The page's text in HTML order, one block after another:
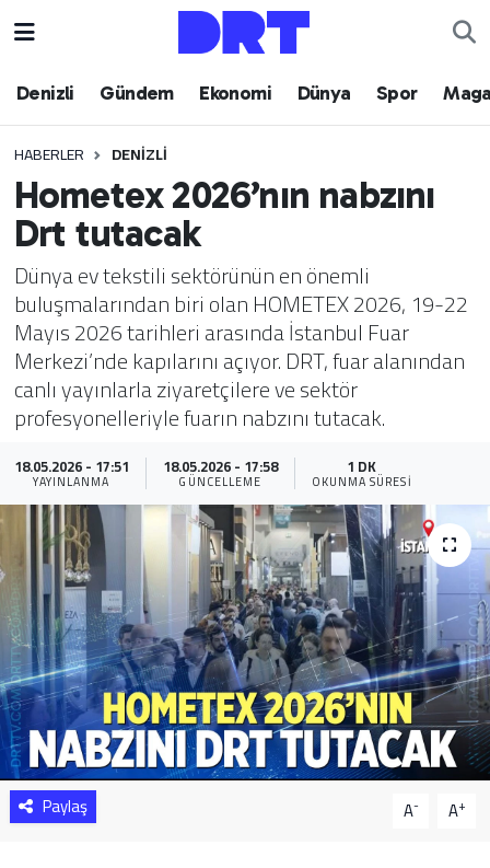
Denizli Gündem Ekonomi Dünya Spor
HABERLER DENIZLI
Hometex 2026’nın nabzını
Drt tutacak
Dünya ev tekstili sektörünün en önemli
buluşmalarından biri olan HOMETEX 2026, 19-22
Mayıs 2026 tarihleri arasında İstanbul Fuar
Merkezi’nde kapılarını açıyor. DRT, fuar alanından
canlı yayınlarla ziyaretçilere ve sektör
profesyonelleriyle fuarın nabzını tutacak.
18.05.2026 - 17:51
YAYINLANMA
18.05.2026 - 17:58
GÜNCELLEME
1 DK
OKUNMA SÜRESI
Paylaş A- A+
Denizli
Ekonomi
Dünya
Spor
Magazin
Teknoloji
Yaşam
Sağlık
Yazarlar
Resmi İlan
Resmi Reklam
Hava Durumu
Trafik Durumu
Puan Durumu ve Fikstür
Tüm Manşetler
Son Dakika Haberleri
Haber Arşivi